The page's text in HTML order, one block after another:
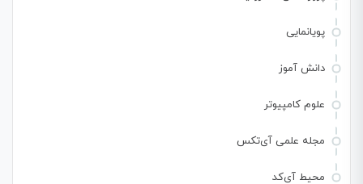
پویانمایی
دانش آموز
علوم کامپیوتر
مجله علمی آی‌تکس
محیط آی‌کد